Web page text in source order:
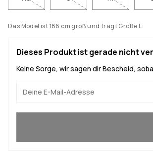
Das Model ist 186 cm groß und trägt Größe L.
Dieses Produkt ist gerade nicht
Keine Sorge, wir sagen dir Bescheid,